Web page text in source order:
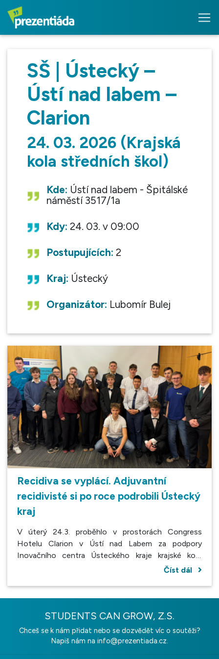
SŠ | Ústecký –
Ústí nad labem –
Clarion
24. 03. 2026 (Krajská
kola středních škol)
Kde: Ústí nad labem - Špitálské
náměstí 3517/1a
Kdy: 24. 03. v 09:00
Postupujících: 2
Kraj: Ústecký
Organizátor: Lubomír Bulej
Recidiva se vyplácí. Adjuvantní
recidivisté si po roce podrobili Ústecký
kraj
V úterý 24.3. proběhlo v prostorách Congress
Hotelu Clarion v Ústí nad Labem za podpory
Inovačního centra Ústeckého kraje krajské kolo
Prezentiády v kategorii středních škol. Klání vyhrál
společně s druhými Techniky z VOŠ a SPŠ strojní,
Grandfinále soutěže.
Číst dál
STUDENTS CAN GROW, Z.S.
Chceš se k nám přidat nebo se dozvědět víc o soutěži?
Napiš nám na info@prezentiada.cz.